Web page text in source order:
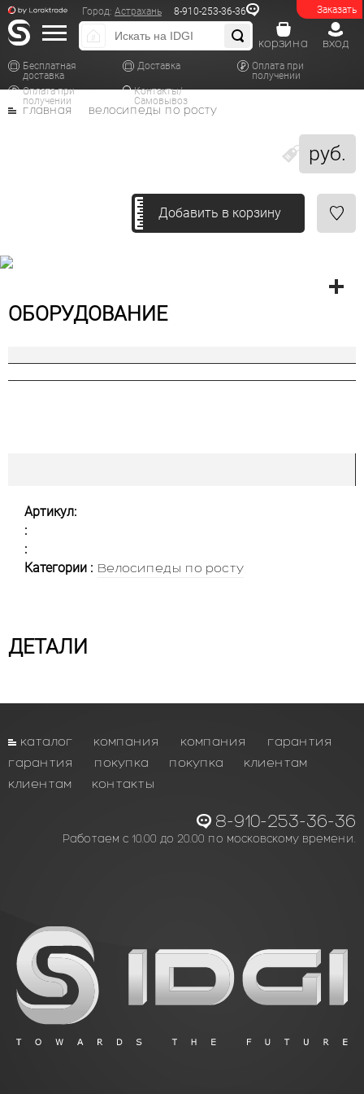
Заказать
Город: Астрахань 8-910-253-36-36
Бесплатная
доставка
Доставка
Оплата при
получении
Оплата при
получении
Контакты/
Самовывоз
вход
корзина
руб.
главная велосипеды по росту
Добавить в корзину
ОБОРУДОВАНИЕ
Артикул:
:
:
Категории : Велосипеды по росту
ДЕТАЛИ
каталог компания компания
гарантия
гарантия
покупка покупка
клиентам
клиентам
контакты
8-910-253-36-36
Работаем с 10.00 до 20.00 по московскому времени.